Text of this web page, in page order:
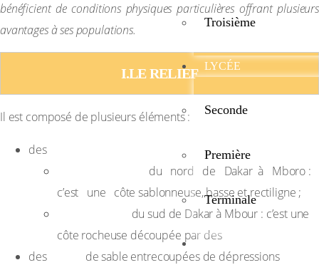
Troisième
LYCÉE
Seconde
Première
Terminale
BIBLIOTHÉQUE
bénéficient de conditions physiques particulières offrant plusieurs
avantages à ses populations.
I.LE RELIEF
Il est composé de plusieurs éléments :
des
du nord de Dakar à Mboro :
c’est une côte sablonneuse, basse et rectiligne ;
du sud de Dakar à Mbour : c’est une
côte rocheuse découpée par des
des
de sable entrecoupées de dépressions